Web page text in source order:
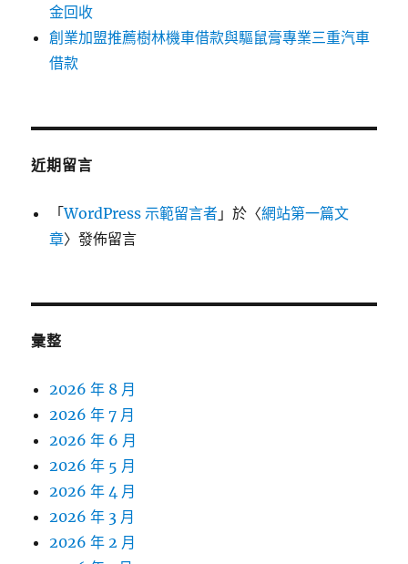
金回收
創業加盟推薦樹林機車借款與驅鼠膏專業三重汽車
借款
近期留言
「WordPress 示範留言者 」於〈網站第一篇文
章〉發佈留言
彙整
2026 年 8 月
2026 年 7 月
2026 年 6 月
2026 年 5 月
2026 年 4 月
2026 年 3 月
2026 年 2 月